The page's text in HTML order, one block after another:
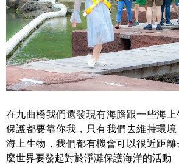
在九曲橋我們還發現有海膽跟一些海
保護都要靠你我，只有我們去維持環
海上生物，我們都有機會可以很近距
麼世界要發起對於淨灘保護海洋的活動